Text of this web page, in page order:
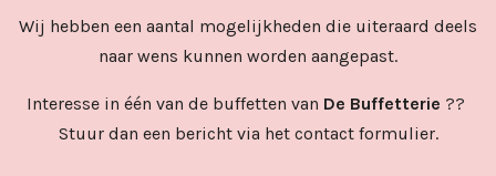
Wij hebben een aantal mogelijkheden die uiteraard deels
naar wens kunnen worden aangepast.
Interesse in één van de buffetten van De Buffetterie ??
Stuur dan een bericht via het contact formulier.